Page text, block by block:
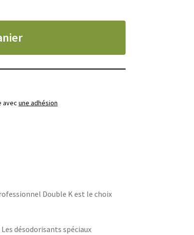
avec une adhésion
Double K est le choix
désodorisants spéciaux